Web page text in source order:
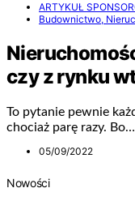
ARTYKUŁ
Budownictwo,
czy z rynku
To pytanie pewnie
chociaż parę razy. Bo…
05/09/2022
Nowości